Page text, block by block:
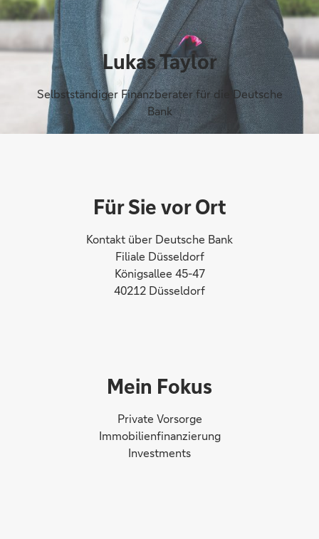
Lukas Taylor
Selbstständiger Finanzberater für die Deutsche
Bank
Für Sie vor Ort
Kontakt über Deutsche Bank
Filiale Düsseldorf
Königsallee 45-47
40212 Düsseldorf
Mein Fokus
Private Vorsorge
Immobilienfinanzierung
Investments